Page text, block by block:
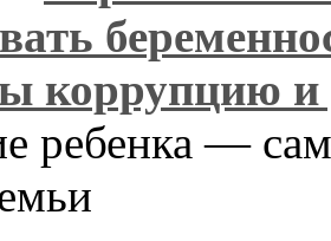
коррупцию и
ребенка —